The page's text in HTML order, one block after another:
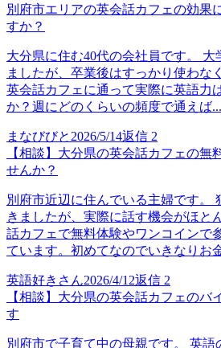
別府市エリアの英会話カフェの効果
すか？
大分県に住む40代の会社員です。 大
ましたが、卒業後はすっかり使わな
英会話カフェに通って実際に英語力
か？週にどのくらいの頻度で通えば...
まなびびと 2026/5/14返信 2
【相談】大分県の英会話カフェの無
せんか？
別府市近辺に住んでいる主婦です。
きましたが、実際に話す機会がほと
話カフェで無料体験やワンコインで
ています。初めてなのでいきなりお
英語好きさん2026/4/12返信 2
【相談】大分県の英会話カフェのバ
す
別府市で子育て中の母親です。 英